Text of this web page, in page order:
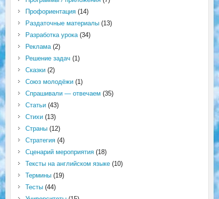
Профориентация(14)
Раздаточные материалы(13)
Разработка урока(34)
Реклама(2)
Решение задач (1)
Сказки(2)
Союз молодёжи(1)
Спрашивали — отвечаем (35)
Статьи(43)
Стихи(13)
Страны(12)
Стратегия(4)
Сценарий мероприятия(18)
Тексты на английском языке(10)
Термины(19)
Тесты(44)